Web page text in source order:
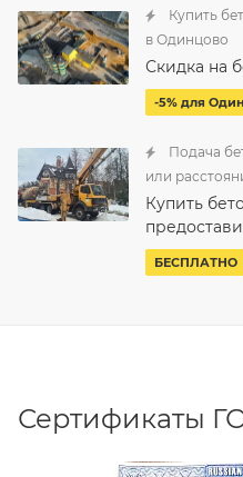
Купить
в Одинцово
Скидка на
-5% для
Подача
или
Купить
БЕСПЛАТНО
Сертификаты